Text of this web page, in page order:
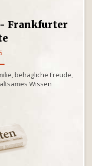
Frankfurter
behagliche Freude,
Wissen